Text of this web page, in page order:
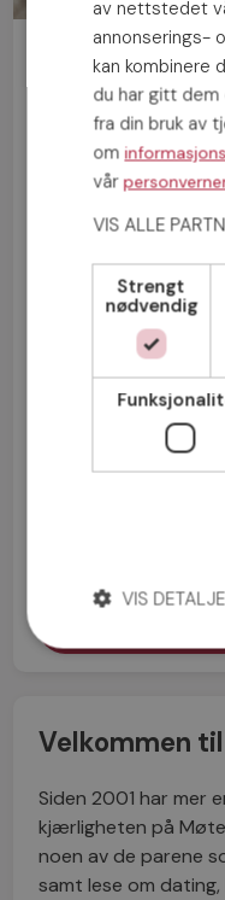
Bli medlem
Mann
Velkommen
Siden 2001 har mer
kjærligheten på
noen av de parene
samt lese om
av nettstedet
annonserings-
kan kombinere
du har gitt dem
fra din bruk av
om
vår
VIS ALLE
Strengt
nødvendig
VIS